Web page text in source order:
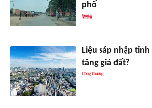
phố
Liệu sáp nhập
tăng giá đất?